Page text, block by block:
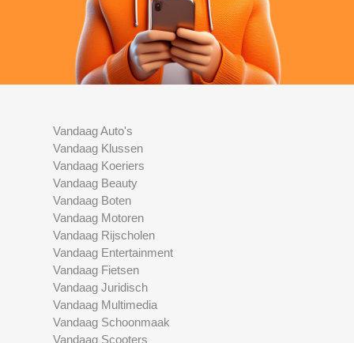
Vandaag Auto's
Vandaag Klussen
Vandaag Koeriers
Vandaag Beauty
Vandaag Boten
Vandaag Motoren
Vandaag Rijscholen
Vandaag Entertainment
Vandaag Fietsen
Vandaag Juridisch
Vandaag Multimedia
Vandaag Schoonmaak
Vandaag Scooters